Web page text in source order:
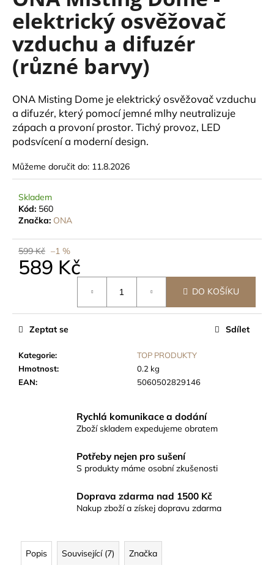
z
hvězdiček.
elektrický osvěžovač
vzduchu a difuzér
(různé barvy)
ONA Misting Dome je elektrický osvěžovač vzduchu
a difuzér, který pomocí jemné mlhy neutralizuje
zápach a provoní prostor. Tichý provoz, LED
podsvícení a moderní design.
Můžeme doručit do: 11.8.2026
Skladem
Kód: 560
Značka: ONA
599 Kč –1 %
589 Kč
DO KOŠÍKU
Kategorie:
TOP PRODUKTY
Hmotnost:
0.2 kg
EAN: 5060502829146
Zeptat se Sdílet
Rychlá komunikace a dodání
Zboží skladem expedujeme obratem
Potřeby nejen pro sušení
S produkty máme osobní zkušenosti
Doprava zdarma nad 1500 Kč
Nakup zboží a získej dopravu zdarma
Popis Související (7) Značka
a
j
í
t
?
HLEDAT
D
o
p
o
e
m
ČTVERCOVÁ